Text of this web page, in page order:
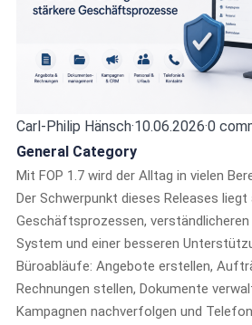
Carl-Philip Hänsch·10.06.2026·0
General Category
Mit FOP 1.7 wird der Alltag in vielen
Der Schwerpunkt dieses Releases
Geschäftsprozessen,
System und einer besseren
Büroabläufe: Angebote erstellen,
Rechnungen stellen, Dokumente
Kampagnen nachverfolgen und